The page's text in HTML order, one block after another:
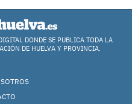
DONDE SE PUBLICA TODA LA
DE HUELVA Y PROVINCIA.